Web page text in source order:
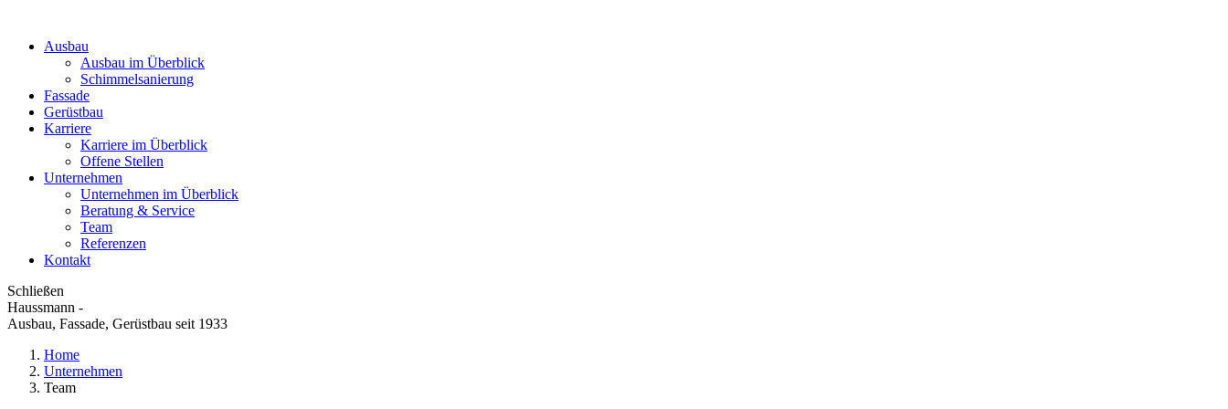
Ausbau
Ausbau im Überblick
Schimmelsanierung
Fassade
Gerüstbau
Karriere
Karriere im Überblick
Offene Stellen
Unternehmen
Unternehmen im Überblick
Beratung & Service
Team
Referenzen
Kontakt
Schließen
Haussmann -
Ausbau, Fassade, Gerüstbau seit 1933
Home
Unternehmen
Team